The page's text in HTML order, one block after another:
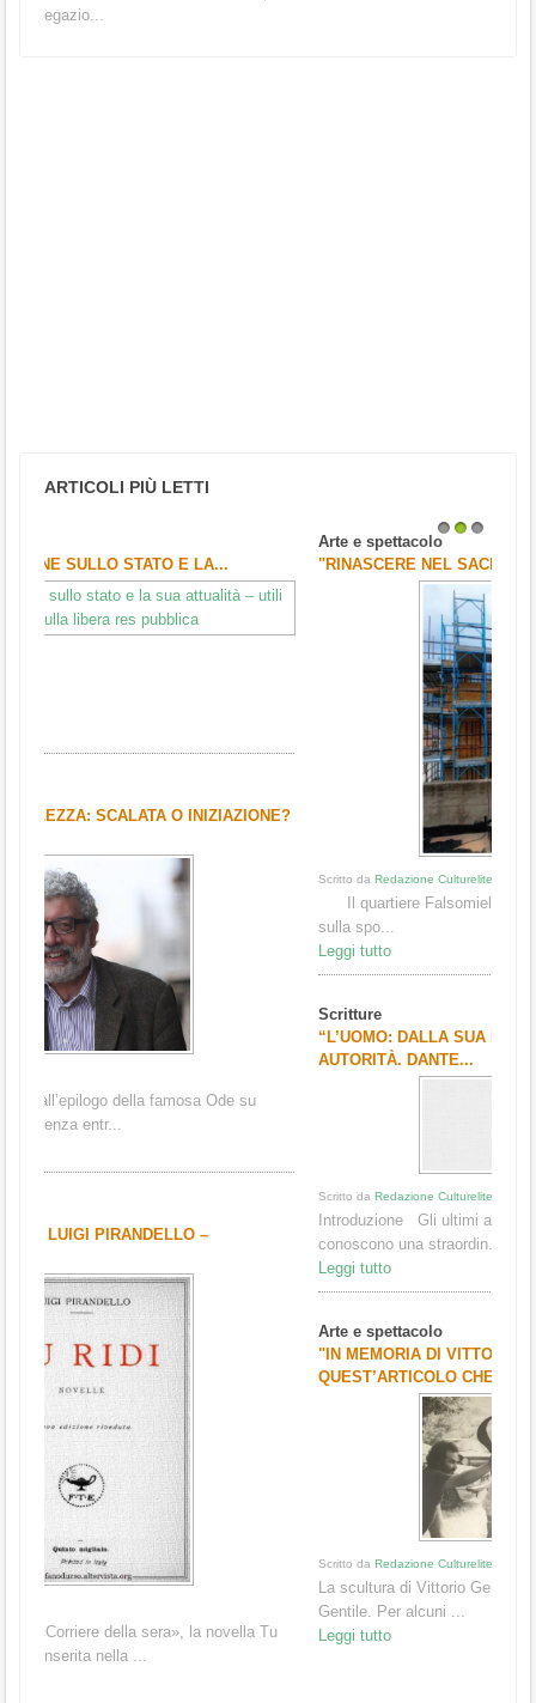
"RINASCERE NEL SACRO: STORIA DI UNA CHIESA E...
Il quartiere Falsomiele è un rione di Palermo Est, nato
sulla spo...
Leggi tutto
Scritture
“L’UOMO: DALLA SUA NATURA ALLE SUPREME
AUTORITÀ. DANTE...
Leggi tutto
Arte e spettacolo
"IN MEMORIA DI VITTORIO GENTILE. RIPROPONGO
QUEST’ARTICOLO CHE...
Redazione Culturelite
La scultura di Vittorio Gentile È difficile parlare di Vittorio
Gentile. Per alcuni ...